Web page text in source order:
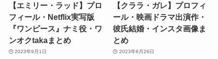
【エミリー・ラッド】プロ
フィール・Netflix実写版
『ワンピース』ナミ役・ワ
ンオクtakaまとめ
2023年9月1日
【クララ・ガレ】プロフィ
ール・映画ドラマ出演作・
彼氏結婚・インスタ画像ま
とめ
2023年6月26日